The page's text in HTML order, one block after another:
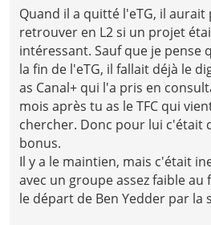
Quand il a quitté l'eTG, il aurait
retrouver en L2 si un projet
intéressant. Sauf que je pense
la fin de l'eTG, il fallait déjà le
as Canal+ qui l'a pris en
mois après tu as le TFC qui
chercher. Donc pour lui c'était
bonus.
Il y a le maintien, mais c'était
avec un groupe assez faible au
le départ de Ben Yedder par la